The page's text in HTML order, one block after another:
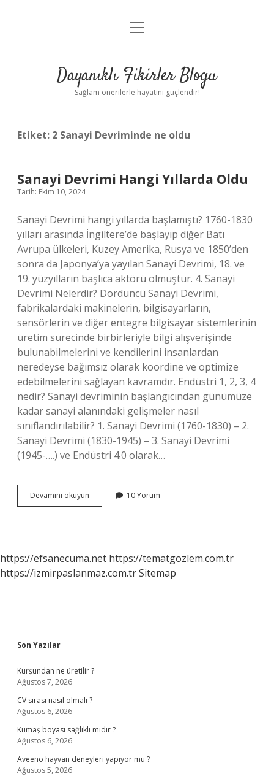
Anasayfa
Yasal Uyarı
menüyü
Dayanıklı Fikirler Blogu
Sağlam önerilerle hayatını güçlendir!
Etiket: 2 Sanayi Devriminde ne oldu
Sanayi Devrimi Hangi Yıllarda Oldu
Tarih: Ekim 10, 2024
Sanayi Devrimi hangi yıllarda başlamıştı? 1760-1830
yılları arasında İngiltere’de başlayıp diğer Batı
Avrupa ülkeleri, Kuzey Amerika, Rusya ve 1850’den
sonra da Japonya’ya yayılan Sanayi Devrimi, 18. ve
19. yüzyılların başlıca aktörü olmuştur. 4. Sanayi
Devrimi Nelerdir? Dördüncü Sanayi Devrimi,
fabrikalardaki makinelerin, bilgisayarların,
sensörlerin ve diğer entegre bilgisayar sistemlerinin
üretim sürecinde birbirleriyle bilgi alışverişinde
bulunabilmelerini ve kendilerini insanlardan
neredeyse bağımsız olarak koordine ve optimize
edebilmelerini sağlayan kavramdır. Endüstri 1, 2, 3, 4
nedir? Sanayi devriminin başlangıcından günümüze
kadar sanayi alanındaki gelişmeler nasıl
sınıflandırılabilir? 1. Sanayi Devrimi (1760-1830) – 2.
Sanayi Devrimi (1830-1945) – 3. Sanayi Devrimi
(1945-….) ve Endüstri 4.0 olarak…
Devamını okuyun
Devrimi
10 Yorum
https://efsanecuma.net https://tematgozlem.com.tr
https://izmirpaslanmaz.com.trSitemap
Sidebar
Son Yazılar
Kurşundan ne üretilir ?
Ağustos 7, 2026
CV sırası nasıl olmalı ?
Ağustos 6, 2026
Kumaş boyası sağlıklı mıdır ?
Ağustos 6, 2026
Aveeno hayvan deneyleri yapıyor mu ?
Ağustos 5, 2026